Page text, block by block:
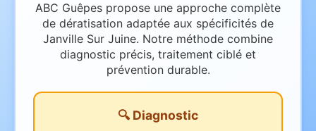
ABC Guêpes propose une approche complète
de dératisation adaptée aux spécificités de
Janville Sur Juine. Notre méthode combine
diagnostic précis, traitement ciblé et
prévention durable.
🔍 Diagnostic